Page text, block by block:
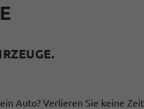
Auto? Verlieren Sie keine